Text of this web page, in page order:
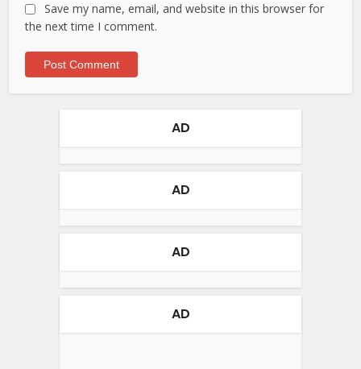
Save my name, email, and website in this browser for
the next time I comment.
AD
AD
AD
AD